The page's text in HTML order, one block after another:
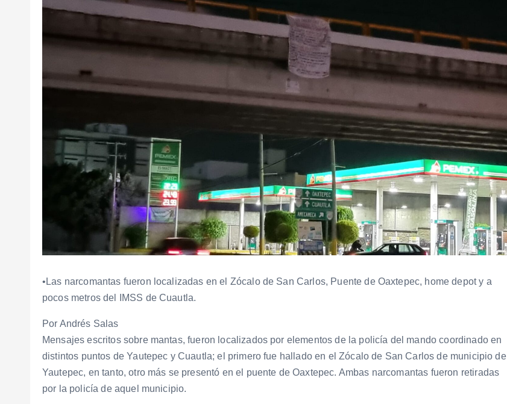
•Las narcomantas fueron localizadas en el Zócalo de San Carlos, Puente de Oaxtepec, home depot y a
pocos metros del IMSS de Cuautla.
Por Andrés Salas
Mensajes escritos sobre mantas, fueron localizados por elementos de la policía del mando coordinado en
distintos puntos de Yautepec y Cuautla; el primero fue hallado en el Zócalo de San Carlos de municipio de
Yautepec, en tanto, otro más se presentó en el puente de Oaxtepec. Ambas narcomantas fueron retiradas
por la policía de aquel municipio.